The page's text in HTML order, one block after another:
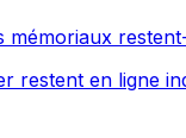
mémoriaux
restent en ligne